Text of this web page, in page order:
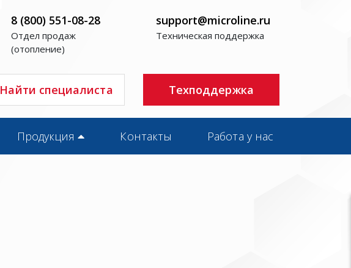
8 (800) 551-08-28
Отдел продаж
(отопление)
support@microline.ru
Техническая поддержка
Найти специалиста Техподдержка
Продукция Контакты Работа у нас